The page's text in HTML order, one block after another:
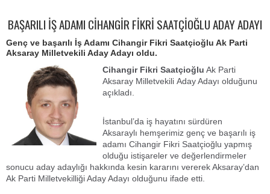
BAŞARILI İŞ ADAMI CİHANGİR FİKRİ SAATÇİOĞLU ADAY ADAYI
Genç ve başarılı İş Adamı Cihangir Fikri Saatçioğlu Ak Parti
Aksaray Milletvekili Aday Adayı oldu.
Cihangir Fikri Saatçioğlu Ak Parti
Aksaray Milletvekili Aday Adayı olduğunu
açıkladı.
İstanbul’da iş hayatını sürdüren
Aksaraylı hemşerimiz genç ve başarılı iş
adamı Cihangir Fikri Saatçioğlu yapmış
olduğu istişareler ve değerlendirmeler
sonucu aday adaylığı hakkında kesin kararını vererek Aksaray’dan
Ak Parti Milletvekilliği Aday Adayı olduğunu ifade etti.